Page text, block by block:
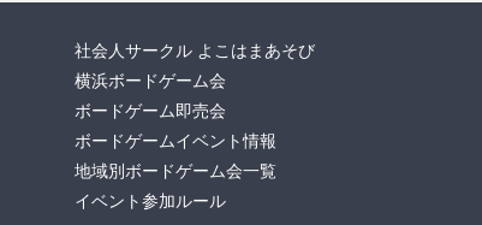
社会人サークル よこはまあそび
横浜ボードゲーム会
ボードゲーム即売会
ボードゲームイベント情報
地域別ボードゲーム会一覧
イベント参加ルール